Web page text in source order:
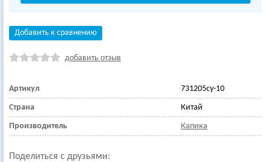
Добавить к сравнению
добавить отзыв
Артикул 731205су-10
Страна Китай
Производитель Капика
Поделиться с друзьями: